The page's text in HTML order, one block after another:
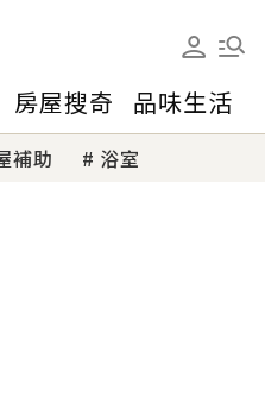
房屋搜奇 品味生活
補助 浴室